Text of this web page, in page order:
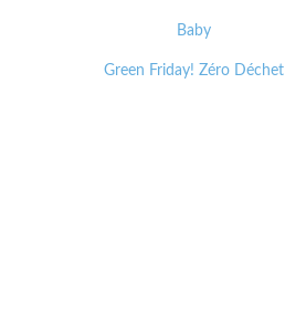
Baby
Green Friday! Zéro Déchet